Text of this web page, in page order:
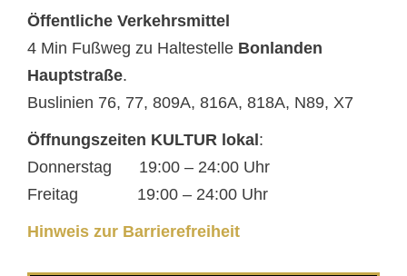
Öffentliche Verkehrsmittel
4 Min Fußweg zu Haltestelle Bonlanden
Hauptstraße.
Buslinien 76, 77, 809A, 816A, 818A, N89, X7
Öffnungszeiten KULTUR lokal :
Donnerstag 19:00 – 24:00 Uhr
Freitag 19:00 – 24:00 Uhr
Hinweis zur Barrierefreiheit